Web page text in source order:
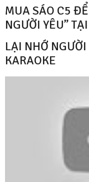
MUA SÁO C5
NGƯỜI YÊU”
LẠI NHỚ NGƯỜI
KARAOKE